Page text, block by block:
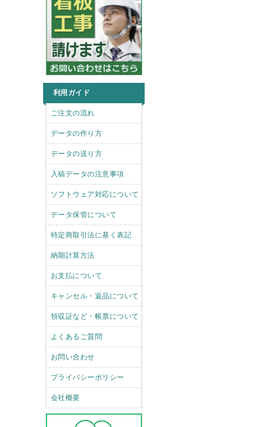
利用ガイド
r
ご注文の流れ
データの作り方
データの送り方
入稿データの注意事項
ソフトウェア対応について
データ保管について
特定商取引法に基く表記
納期計算方法
お支払について
キャンセル・返品について
領収証など・帳票について
よくあるご質問
お問い合わせ
プライバシーポリシー
会社概要